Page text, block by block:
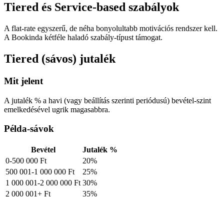
Tiered és Service-based szabályok
A flat-rate egyszerű, de néha bonyolultabb motivációs rendszer kell.
A Bookinda kétféle haladó szabály-típust támogat.
Tiered (sávos) jutalék
Mit jelent
A jutalék % a havi (vagy beállítás szerinti periódusú) bevétel-szint
emelkedésével ugrik magasabbra.
Példa-sávok
Bevétel
Jutalék %
0-500 000 Ft
20%
500 001-1 000 000 Ft
25%
1 000 001-2 000 000 Ft 30%
2 000 001+ Ft
35%